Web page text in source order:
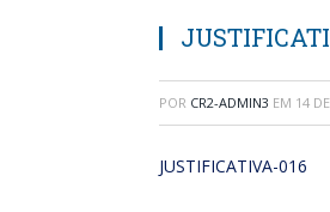
POR CR2-ADMIN3 EM 14
JUSTIFICATIVA-016